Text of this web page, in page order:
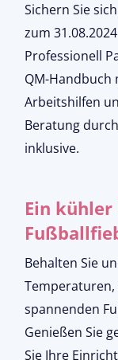
Sichern Sie
zum
Professionell
QM-
Arbeitshilfen
Beratung
inklusive.
Ein
Behalten Sie
spannenden
Genießen Sie
Sie Ihre